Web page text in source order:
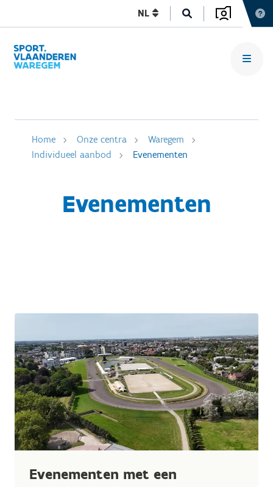
NL
Home Onze centra
Waregem
Individueel aanbod
Evenementen
Evenementen
Evenementen met een